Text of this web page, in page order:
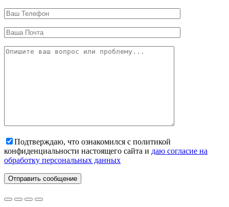
Подтверждаю, что ознакомился с политикой
конфиденциальности настоящего сайта и даю согласие на
обработку персональных данных